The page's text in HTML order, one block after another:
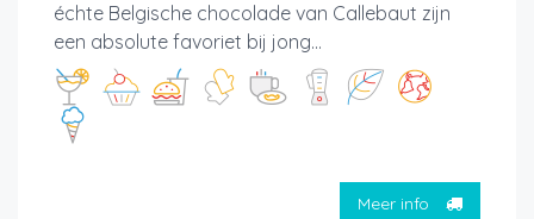
échte Belgische chocolade van Callebaut zijn
een absolute favoriet bij jong...
Meer info